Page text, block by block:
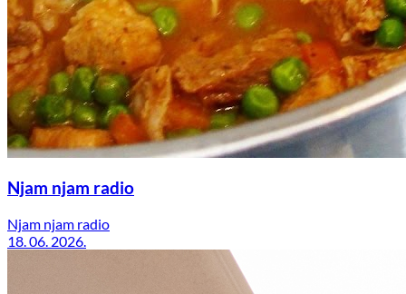
Njam njam radio
Njam njam radio
18. 06. 2026.